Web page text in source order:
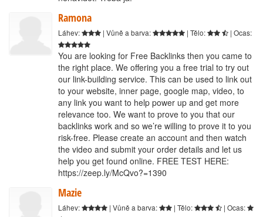
Ramona
Láhev: | Vůně a barva: | Tělo: | Ocas:
You are looking for Free Backlinks then you came to
the right place. We offering you a free trial to try out
our link-building service. This can be used to link out
to your website, inner page, google map, video, to
any link you want to help power up and get more
relevance too. We want to prove to you that our
backlinks work and so we’re willing to prove it to you
risk-free. Please create an account and then watch
the video and submit your order details and let us
help you get found online. FREE TEST HERE:
https://zeep.ly/McQvo?=1390
Mazie
Láhev: | Vůně a barva: | Tělo: | Ocas: